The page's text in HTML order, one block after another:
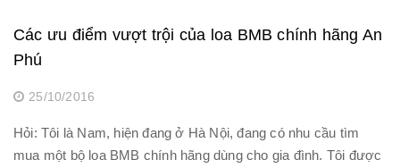
Các ưu điểm vượt trội của loa BMB chính hãng An
Phú
25/10/2016
Hỏi: Tôi là Nam, hiện đang ở Hà Nội, đang có nhu cầu tìm
mua một bộ loa BMB chính hãng dùng cho gia đình. Tôi được